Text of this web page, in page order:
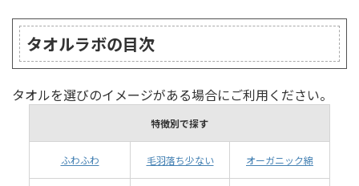
タオルラボの目次
タオルを選びのイメージがある場合にご利用ください。
特徴別で探す
ふわふわ 毛羽落ち少ない オーガニック綿